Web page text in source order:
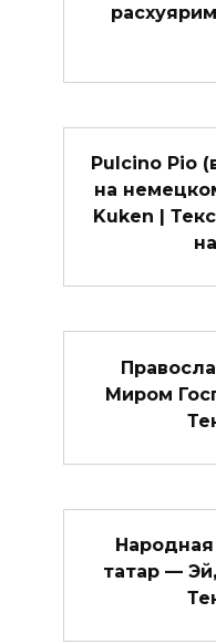
Pulcino Pio
на
Kuken |
Миром
татар —